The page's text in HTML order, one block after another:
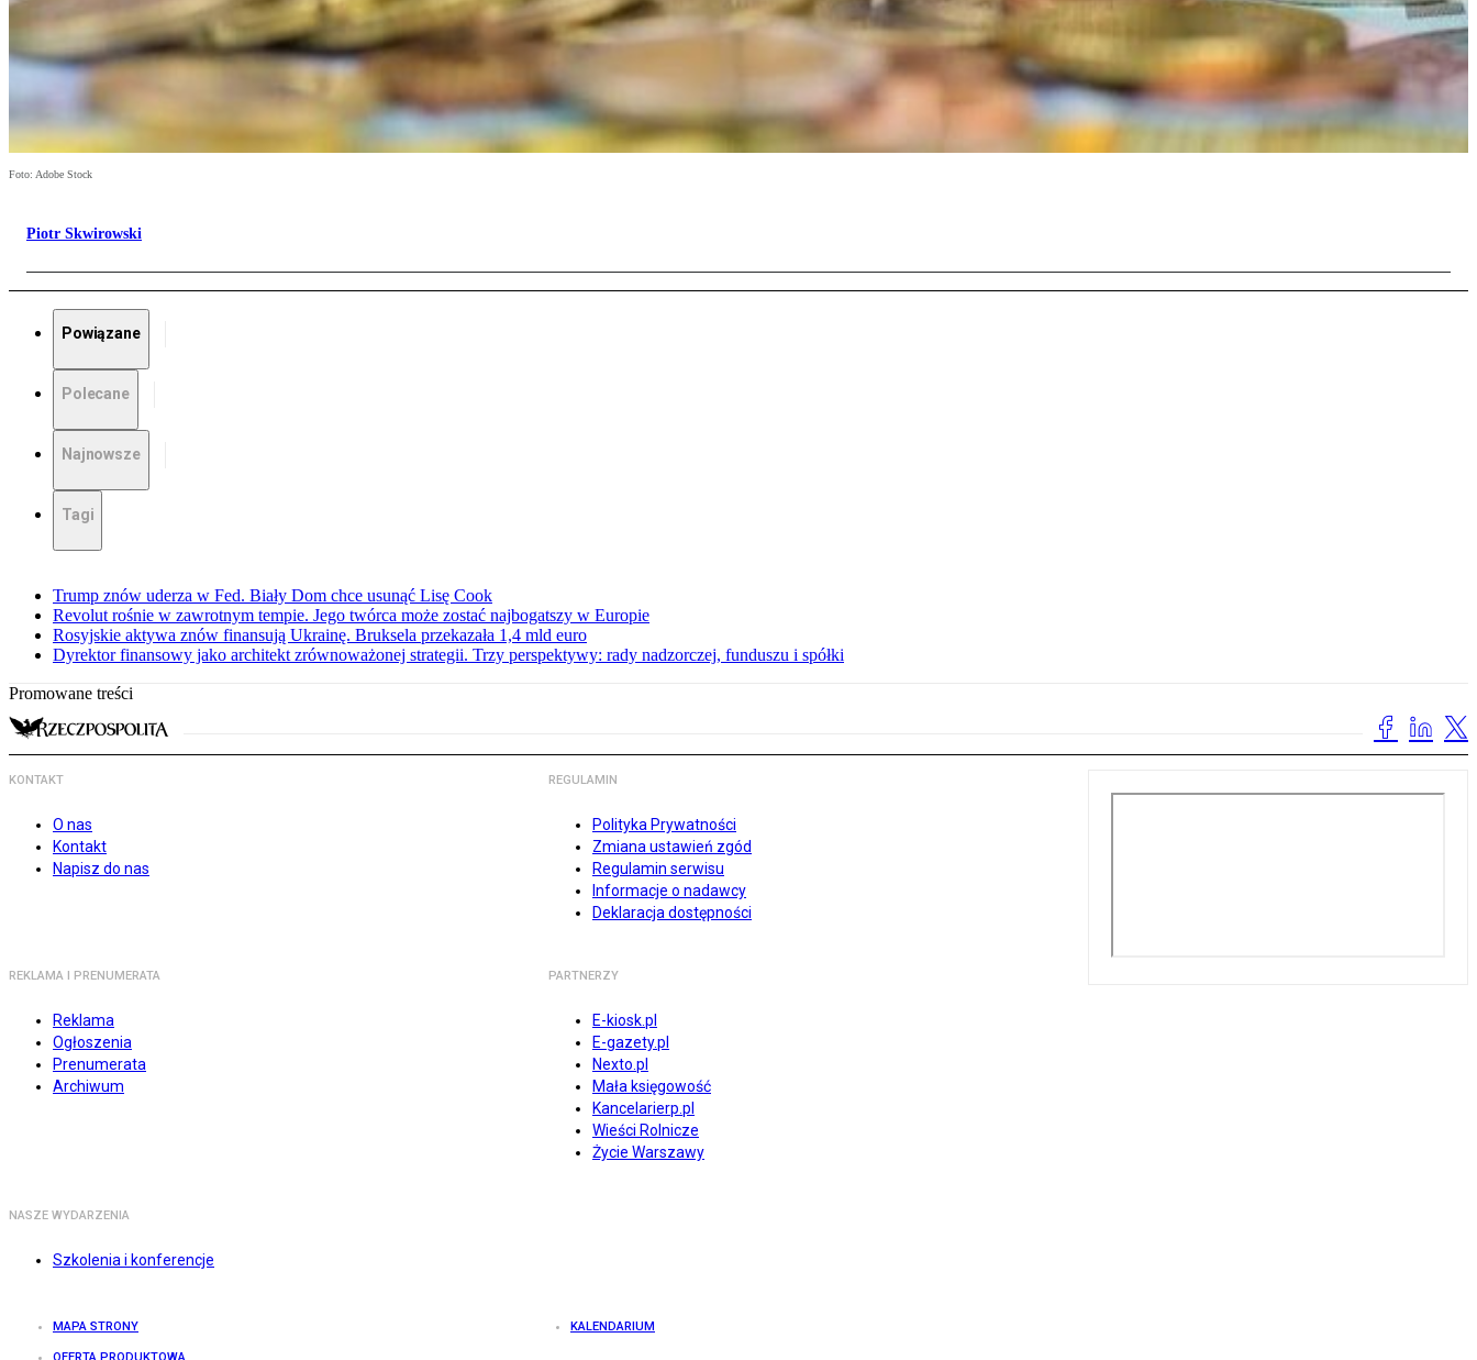
Foto: Adobe Stock
Piotr Skwirowski
Powiązane
Polecane
Najnowsze
Tagi
Trump znów uderza w Fed. Biały Dom chce usunąć Lisę Cook
Revolut rośnie w zawrotnym tempie. Jego twórca może zostać najbogatszy w Europie
Rosyjskie aktywa znów finansują Ukrainę. Bruksela przekazała 1,4 mld euro
Dyrektor finansowy jako architekt zrównoważonej strategii. Trzy perspektywy: rady nadzorczej, funduszu i spółki
Promowane treści
KONTAKT
O nas
Kontakt
Napisz do nas
REGULAMIN
Polityka Prywatności
Zmiana ustawień zgód
Regulamin serwisu
Informacje o nadawcy
Deklaracja dostępności
REKLAMA I PRENUMERATA
Reklama
Ogłoszenia
Prenumerata
Archiwum
PARTNERZY
E-kiosk.pl
E-gazety.pl
Nexto.pl
Mała księgowość
Kancelarierp.pl
Wieści Rolnicze
Życie Warszawy
NASZE WYDARZENIA
Szkolenia i konferencje
MAPA STRONY KALENDARIUM